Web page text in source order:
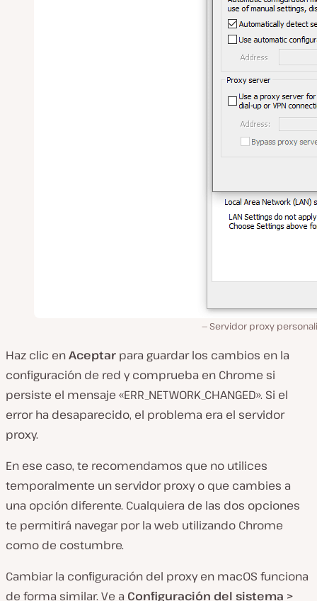
Servidor proxy
Haz clic enAceptar para guardar los cambios en la
configuración de red y comprueba en Chrome si
persiste el mensaje «ERR_NETWORK_CHANGED». Si el
error ha desaparecido, el problema era el servidor
proxy.
En ese caso, te recomendamos que no utilices
temporalmente un servidor proxy o que cambies a
una opción diferente. Cualquiera de las dos opciones
te permitirá navegar por la web utilizando Chrome
como de costumbre.
Cambiar la configuración del proxy en macOS funciona
de forma similar. Ve a Configuración del sistema >